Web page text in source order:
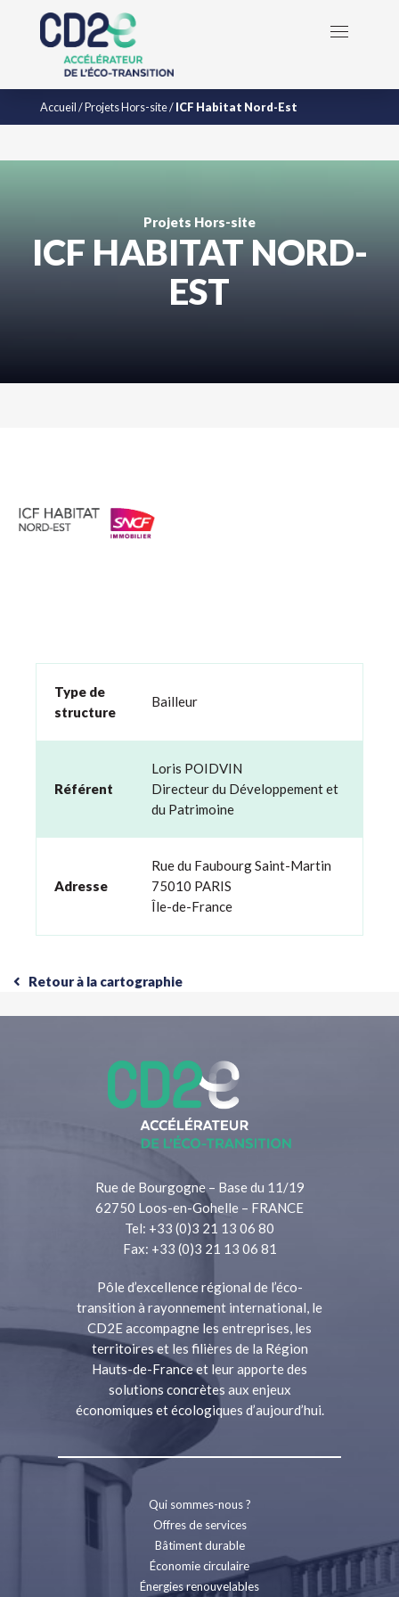
Accueil/Projets Hors-site/ICF Habitat Nord-Est
Projets Hors-site
ICF HABITAT NORD-
EST
Type de
structure
Bailleur
Référent
Loris POIDVIN
Directeur du Développement et
du Patrimoine
Adresse
Rue du Faubourg Saint-Martin
75010 PARIS
Île-de-France
Retour à la cartographie
Rue de Bourgogne – Base du 11/19
62750 Loos-en-Gohelle – FRANCE
Tel: +33 (0)3 21 13 06 80
Fax: +33 (0)3 21 13 06 81
Pôle d’excellence régional de l’éco-
transition à rayonnement international, le
CD2E accompagne les entreprises, les
territoires et les filières de la Région
Hauts-de-France et leur apporte des
solutions concrètes aux enjeux
économiques et écologiques d’aujourd’hui.
Qui sommes-nous ?
Offres de services
Bâtiment durable
Économie circulaire
Énergies renouvelables